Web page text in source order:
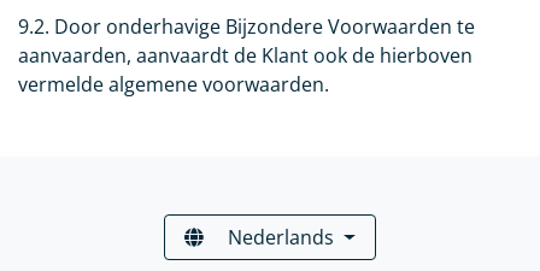
9.2. Door onderhavige Bijzondere Voorwaarden te
aanvaarden, aanvaardt de Klant ook de hierboven
vermelde algemene voorwaarden.
Nederlands